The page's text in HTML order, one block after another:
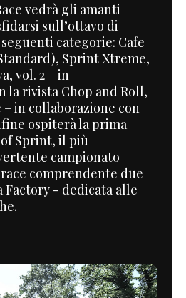
vedrà gli amanti
sull’ottavo di
categorie: Cafe
Sprint Xtreme,
vol. 2 – in
la rivista Chop and Roll,
– in collaborazione con
ospiterà la prima
Sprint, il più
campionato
comprendente due
Factory - dedicata alle